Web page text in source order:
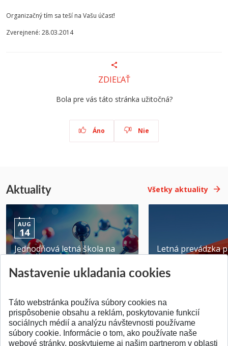
Organizačný tím sa teší na Vašu účasť!
Zverejnené: 28.03.2014
ZDIEĽAŤ
Bola pre vás táto stránka užitočná?
Áno Nie
Aktuality Všetky aktuality
AUG
14
Jednodňová letná škola na
Pridané 28.07.2026
Letná prevádzka
Pridané 23.06.2026
Nastavenie ukladania cookies
Táto webstránka používa súbory cookies na
prispôsobenie obsahu a reklám, poskytovanie funkcií
sociálnych médií a analýzu návštevnosti používame
súbory cookie. Informácie o tom, ako používate naše
webové stránky, poskytujeme aj našim partnerom v oblasti